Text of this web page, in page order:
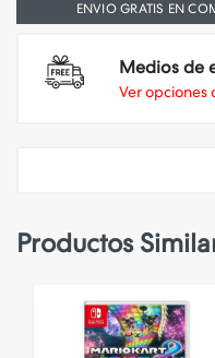
ENVIO GRATIS EN
Medios de
Ver opciones
Productos